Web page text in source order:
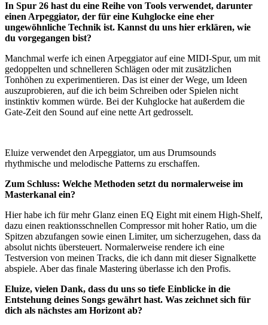
In Spur 26 hast du eine Reihe von Tools verwendet, darunter
einen Arpeggiator, der für eine Kuhglocke eine eher
ungewöhnliche Technik ist. Kannst du uns hier erklären, wie
du vorgegangen bist?
Manchmal werfe ich einen Arpeggiator auf eine MIDI-Spur, um mit
gedoppelten und schnelleren Schlägen oder mit zusätzlichen
Tonhöhen zu experimentieren. Das ist einer der Wege, um Ideen
auszuprobieren, auf die ich beim Schreiben oder Spielen nicht
instinktiv kommen würde. Bei der Kuhglocke hat außerdem die
Gate-Zeit den Sound auf eine nette Art gedrosselt.
Eluize verwendet den Arpeggiator, um aus Drumsounds
rhythmische und melodische Patterns zu erschaffen.
Zum Schluss: Welche Methoden setzt du normalerweise im
Masterkanal ein?
Hier habe ich für mehr Glanz einen EQ Eight mit einem High-Shelf,
dazu einen reaktionsschnellen Compressor mit hoher Ratio, um die
Spitzen abzufangen sowie einen Limiter, um sicherzugehen, dass da
absolut nichts übersteuert. Normalerweise rendere ich eine
Testversion von meinen Tracks, die ich dann mit dieser Signalkette
abspiele. Aber das finale Mastering überlasse ich den Profis.
Eluize, vielen Dank, dass du uns so tiefe Einblicke in die
Entstehung deines Songs gewährt hast. Was zeichnet sich für
dich als nächstes am Horizont ab?